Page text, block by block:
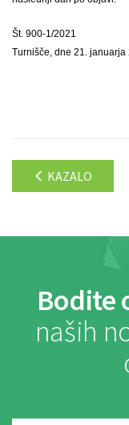
Št. 900-1/2021
Turnišče, dne 21. januarja
KAZALO
Bodite
naših